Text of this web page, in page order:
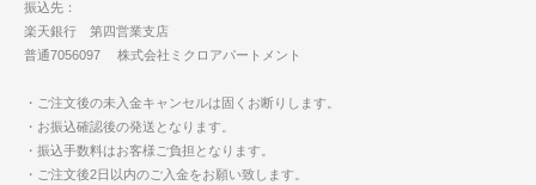
振込先：
楽天銀行 第四営業支店
普通7056097 株式会社ミクロアパートメント
・ご注文後の未入金キャンセルは固くお断りします。
・お振込確認後の発送となります。
・振込手数料はお客様ご負担となります。
・ご注文後2日以内のご入金をお願い致します。